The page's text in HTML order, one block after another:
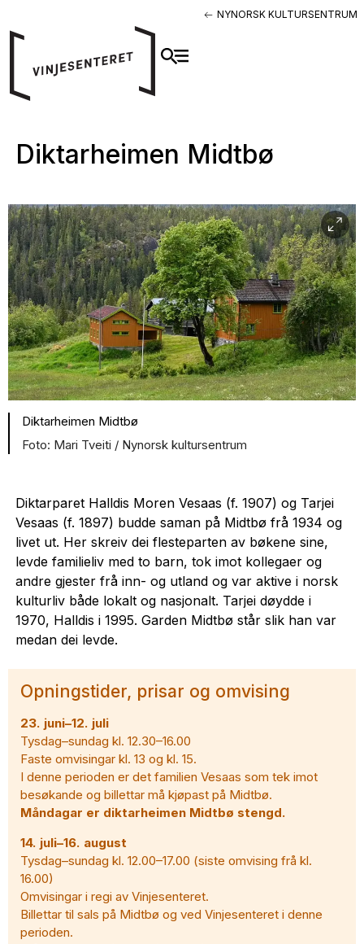
NYNORSK KULTURSENTRUM
Diktarheimen Midtbø
Diktarheimen Midtbø
Mari Tveiti / Nynorsk kultursentrum
Diktarparet Halldis Moren Vesaas (f. 1907) og Tarjei
Vesaas (f. 1897) budde saman på Midtbø frå 1934 og
livet ut. Her skreiv dei flesteparten av bøkene sine,
levde familieliv med to barn, tok imot kollegaer og
andre gjester frå inn- og utland og var aktive i norsk
kulturliv både lokalt og nasjonalt. Tarjei døydde i
1970, Halldis i 1995. Garden Midtbø står slik han var
medan dei levde.
Opningstider, prisar og omvising
23. juni–12. juli
Tysdag–sundag kl. 12.30–16.00
Faste omvisingar kl. 13 og kl. 15.
I denne perioden er det familien Vesaas som tek imot
besøkande og billettar må kjøpast på Midtbø.
Måndagar er diktarheimen Midtbø stengd.
14. juli–16. august
Tysdag–sundag kl. 12.00–17.00 (siste omvising frå kl.
16.00)
Omvisingar i regi av Vinjesenteret.
Billettar til sals på Midtbø og ved Vinjesenteret i denne
perioden.